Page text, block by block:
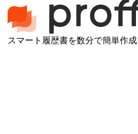
スマート履歴書を数分で簡単作成